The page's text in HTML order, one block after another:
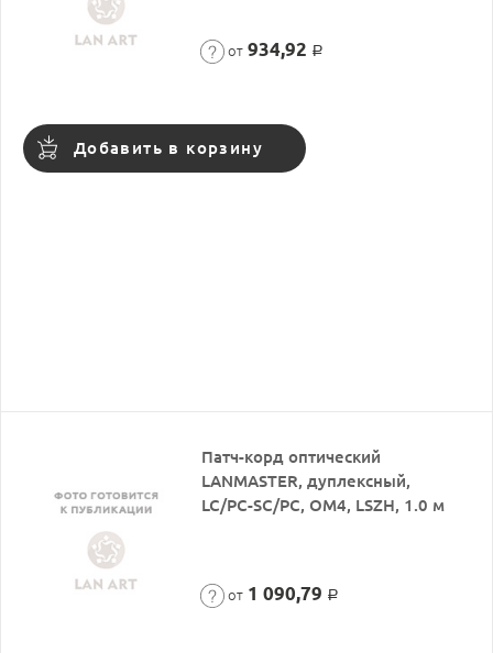
от 934,92 Р
Добавить в корзину
Патч-корд оптический
LANMASTER, дуплексный,
LC/PC-SC/PC, OM4, LSZH, 1.0 м
от 1 090,79 Р